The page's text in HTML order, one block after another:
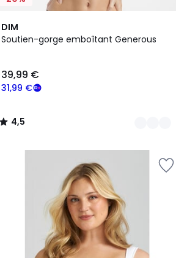
DIM
Soutien-gorge emboîtant Generous
31,99 €
39,99 €
4,5
/ 5
21
Couleurs
4,5
/